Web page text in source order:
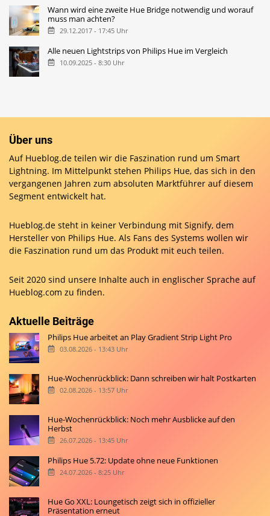
Wann wird eine zweite Hue Bridge notwendig und worauf
muss man achten?
29.12.2017 - 17:45 Uhr
Alle neuen Lightstrips von Philips Hue im Vergleich
10.09.2025 - 8:30 Uhr
Über uns
Auf Hueblog.de teilen wir die Faszination rund um Smart
Lightning. Im Mittelpunkt stehen Philips Hue, das sich in den
vergangenen Jahren zum absoluten Marktführer auf diesem
Segment entwickelt hat.
Hueblog.de steht in keiner Verbindung mit Signify, dem
Hersteller von Philips Hue. Als Fans des Systems wollen wir
die Faszination rund um das Produkt mit euch teilen.
Seit 2020 sind unsere Inhalte auch in englischer Sprache auf
Hueblog.com zu finden.
Aktuelle Beiträge
Philips Hue arbeitet an Play Gradient Strip Light Pro
03.08.2026 - 13:43 Uhr
Hue-Wochenrückblick: Dann schreiben wir halt Postkarten
02.08.2026 - 13:57 Uhr
Hue-Wochenrückblick: Noch mehr Ausblicke auf den
Herbst
26.07.2026 - 13:45 Uhr
Philips Hue 5.72: Update ohne neue Funktionen
24.07.2026 - 8:25 Uhr
Hue Go XXL: Loungetisch zeigt sich in offizieller
Präsentation erneut